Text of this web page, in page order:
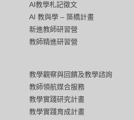
AI教學札記徵文
AI 教與學 – 築橋計畫
新進教師研習營
教師精進研習營
教學觀察與回饋及教學諮詢
教師領航媒合服務
教學實踐研究計畫
教學實踐育成計畫